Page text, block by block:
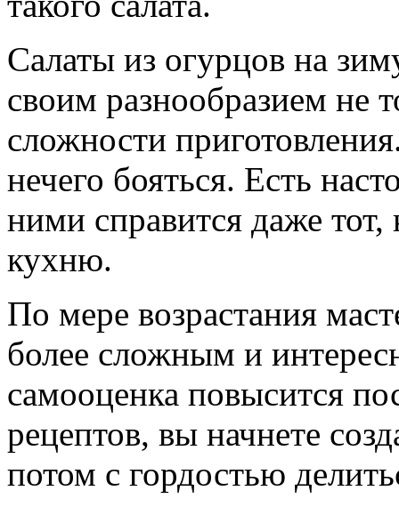
Салаты из огурцов на
своим разнообразием не
сложности
нечего бояться. Есть
ними справится даже тот,
кухню.
По мере возрастания
более сложным и
самооценка повысится
рецептов, вы начнете
потом с гордостью